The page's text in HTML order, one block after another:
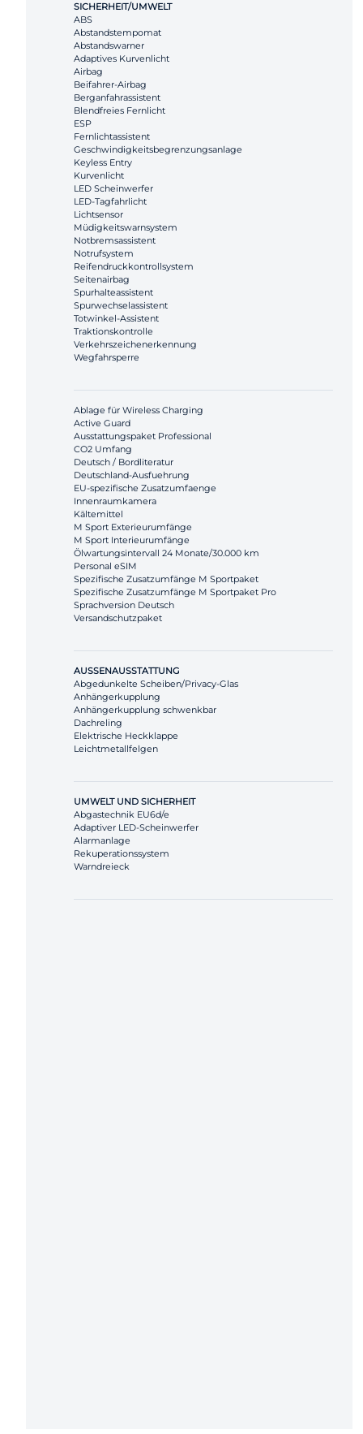
SICHERHEIT/UMWELT
ABS
Abstandstempomat
Abstandswarner
Adaptives Kurvenlicht
Airbag
Beifahrer-Airbag
Berganfahrassistent
Blendfreies Fernlicht
ESP
Fernlichtassistent
Geschwindigkeitsbegrenzungsanlage
Keyless Entry
Kurvenlicht
LED Scheinwerfer
LED-Tagfahrlicht
Lichtsensor
Müdigkeitswarnsystem
Notbremsassistent
Notrufsystem
Reifendruckkontrollsystem
Seitenairbag
Spurhalteassistent
Spurwechselassistent
Totwinkel-Assistent
Traktionskontrolle
Verkehrszeichenerkennung
Wegfahrsperre
Ablage für Wireless Charging
Active Guard
Ausstattungspaket Professional
CO2 Umfang
Deutsch / Bordliteratur
Deutschland-Ausfuehrung
EU-spezifische Zusatzumfaenge
Innenraumkamera
Kältemittel
M Sport Exterieurumfänge
M Sport Interieurumfänge
Ölwartungsintervall 24 Monate/30.000 km
Personal eSIM
Spezifische Zusatzumfänge M Sportpaket
Spezifische Zusatzumfänge M Sportpaket Pro
Sprachversion Deutsch
Versandschutzpaket
AUSSENAUSSTATTUNG
Abgedunkelte Scheiben/Privacy-Glas
Anhängerkupplung
Anhängerkupplung schwenkbar
Dachreling
Elektrische Heckklappe
Leichtmetallfelgen
UMWELT UND SICHERHEIT
Abgastechnik EU6d/e
Adaptiver LED-Scheinwerfer
Alarmanlage
Rekuperationssystem
Warndreieck